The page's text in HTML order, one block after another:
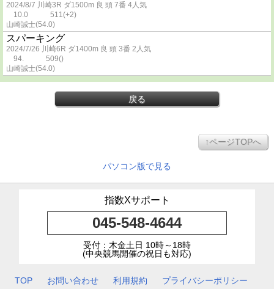
2024/8/7 川崎3R ダ1500m 良 頭 7番 4人気
10.0 511(+2)
山崎誠士(54.0)
スパーキング
2024/7/26 川崎6R ダ1400m 良 頭 3番 2人気
94. 509()
山崎誠士(54.0)
戻る
↑ページTOPへ
パソコン版で見る
指数Xサポート
045-548-4644
受付：木金土日 10時～18時
(中央競馬開催の祝日も対応)
TOP お問い合わせ 利用規約 プライバシーポリシー